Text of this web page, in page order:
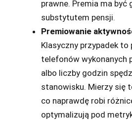
prawne. Premia ma być
substytutem pensji.
Premiowanie
Klasyczny przypadek to
telefonów wykonanych
albo liczby godzin
stanowisku. Mierzy się
co naprawdę robi
optymalizują pod